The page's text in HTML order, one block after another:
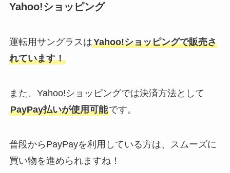
Yahoo!ショッピング
運転用サングラスはYahoo!ショッピングで販売さ
れています！
また、Yahoo!ショッピングでは決済方法として
PayPay払いが使用可能です。
普段からPayPayを利用している方は、スムーズに
買い物を進められますね！